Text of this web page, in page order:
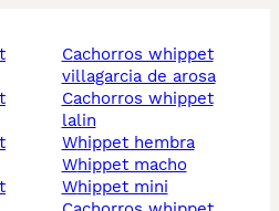
cachorros whippet
villagarcia de arosa
cachorros whippet
lalin
whippet hembra
whippet macho
whippet mini